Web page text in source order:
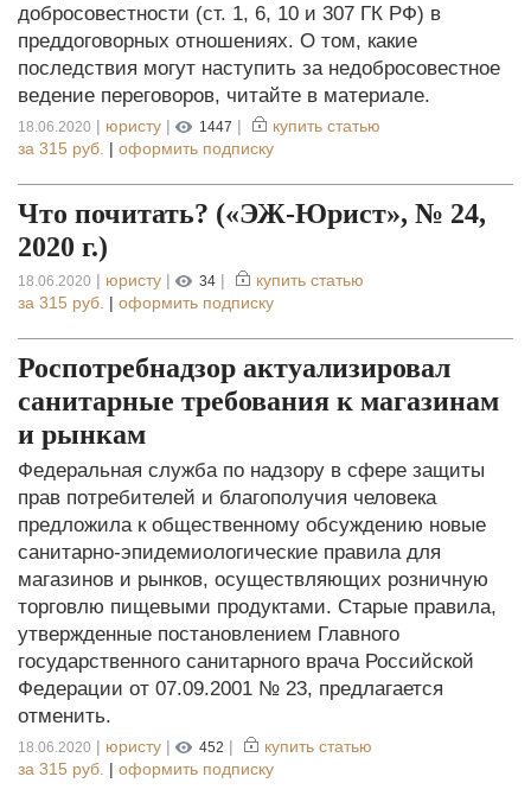
добросовестности (ст. 1, 6, 10 и 307 ГК РФ) в
преддоговорных отношениях. О том, какие
последствия могут наступить за недобросовестное
ведение переговоров, читайте в материале.
18.06.2020 | юристу | 1447 |
купить статью
за 315 руб. | оформить подписку
Что почитать? («ЭЖ-Юрист», № 24,
2020 г.)
18.06.2020 | юристу | 34 |
купить статью
за 315 руб. | оформить подписку
Роспотребнадзор актуализировал
санитарные требования к магазинам
и рынкам
Федеральная служба по надзору в сфере защиты
прав потребителей и благополучия человека
предложила к общественному обсуждению новые
санитарно-эпидемиологические правила для
магазинов и рынков, осуществляющих розничную
торговлю пищевыми продуктами. Старые правила,
утвержденные постановлением Главного
государственного санитарного врача Российской
Федерации от 07.09.2001 № 23, предлагается
отменить.
18.06.2020 | юристу | 452 |
купить статью
за 315 руб. | оформить подписку